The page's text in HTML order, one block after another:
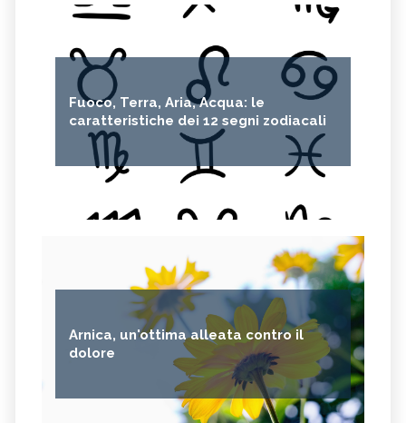
Fuoco, Terra, Aria, Acqua: le
caratteristiche dei 12 segni zodiacali
Arnica, un'ottima alleata contro il
dolore